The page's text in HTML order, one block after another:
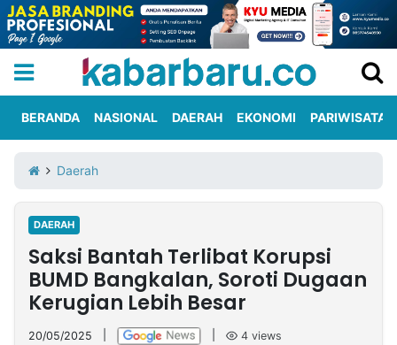
Iklan
Berita
Kami
Nasional
International
Olahraga
Entertainment
Daerah
Pariwisata
Kuliner
Kolom
Network
BERANDA NASIONAL DAERAH EKONOMI PARIWISATA
Daerah
DAERAH
Saksi Bantah Terlibat Korupsi
BUMD Bangkalan, Soroti Dugaan
Kerugian Lebih Besar
20/05/2025 4 views